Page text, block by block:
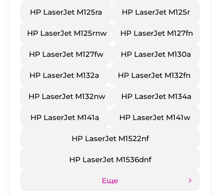
HP LaserJet M125ra HP LaserJet M125r
HP LaserJet M125rnw HP LaserJet M127fn
HP LaserJet M127fw HP LaserJet M130a
HP LaserJet M132a HP LaserJet M132fn
HP LaserJet M132nw HP LaserJet M134a
HP LaserJet M141a HP LaserJet M141w
HP LaserJet M1522nf
HP LaserJet M1536dnf
Еще